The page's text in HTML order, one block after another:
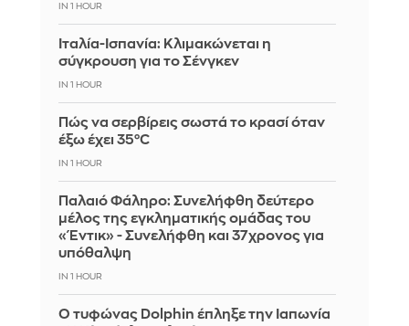
IN 1 HOUR
Ιταλία-Ισπανία: Κλιμακώνεται η
σύγκρουση για το Σένγκεν
IN 1 HOUR
Πώς να σερβίρεις σωστά το κρασί όταν
έξω έχει 35°C
IN 1 HOUR
Παλαιό Φάληρο: Συνελήφθη δεύτερο
μέλος της εγκληματικής ομάδας του
«Έντικ» - Συνελήφθη και 37χρονος για
υπόθαλψη
IN 1 HOUR
Ο τυφώνας Dolphin έπληξε την Ιαπωνία